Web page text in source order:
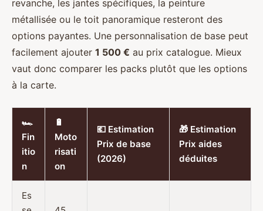
revanche, les jantes spécifiques, la peinture
métallisée ou le toit panoramique resteront des
options payantes. Une personnalisation de base peut
facilement ajouter 1 500 € au prix catalogue. Mieux
vaut donc comparer les packs plutôt que les options
à la carte.
🏎️
Fin
itio
n
🔋
Moto
risati
on
💶 Estimation
Prix de base
(2026)
🎁 Estimation
Prix aides
déduites
Es